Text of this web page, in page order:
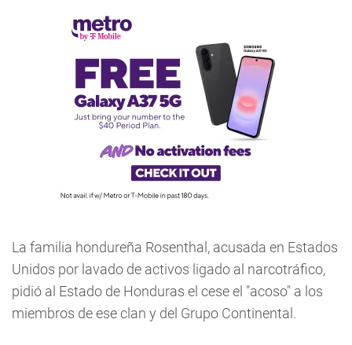
La familia hondureña Rosenthal, acusada en Estados
Unidos por lavado de activos ligado al narcotráfico,
pidió al Estado de Honduras el cese el "acoso" a los
miembros de ese clan y del Grupo Continental.